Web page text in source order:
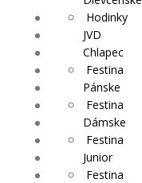
Hodinky
JVD
Chlapec
Festina
Pánske
Festina
Dámske
Festina
Junior
Festina